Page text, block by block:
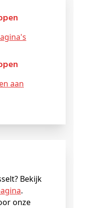
aan
Bekijk
.
onze